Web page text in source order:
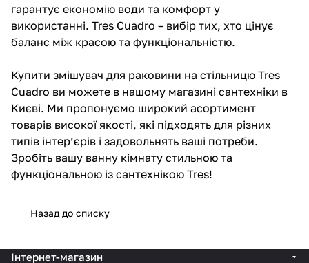
гарантує економію води та комфорт у
використанні. Tres Cuadro – вибір тих, хто цінує
баланс між красою та функціональністю.
Купити змішувач для раковини на стільницю Tres
Cuadro ви можете в нашому магазині сантехніки в
Києві. Ми пропонуємо широкий асортимент
товарів високої якості, які підходять для різних
типів інтер’єрів і задовольнять ваші потреби.
Зробіть вашу ванну кімнату стильною та
функціональною із сантехнікою Tres!
Назад до списку
Інтернет-магазин